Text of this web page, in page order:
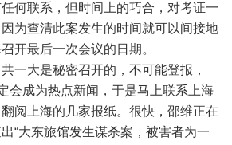
何联系，但时间上的巧合，对考证一
为查清此案发生的时间就可以间接地
开最后一次会议的日期。
大是秘密召开的，不可能登报，
会成为热点新闻，于是马上联系上海
阅上海的几家报纸。很快，邵维正在
“大东旅馆发生谋杀案，被害者为一